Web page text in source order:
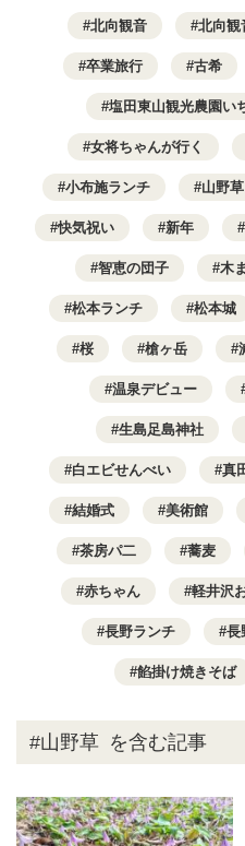
北向観音 北向観
卒業旅行 古希
塩田東山観光農園い
女将ちゃんが行く
小布施ランチ 山野草
快気祝い 新年
智恵の団子 木
松本ランチ 松本城
桜 槍ヶ岳
温泉デビュー
生島足島神社
白エビせんべい 真
結婚式 美術館
茶房パ二 蕎麦
赤ちゃん 軽井沢
長野ランチ 長
餡掛け焼きそば
#山野草 を含む記事